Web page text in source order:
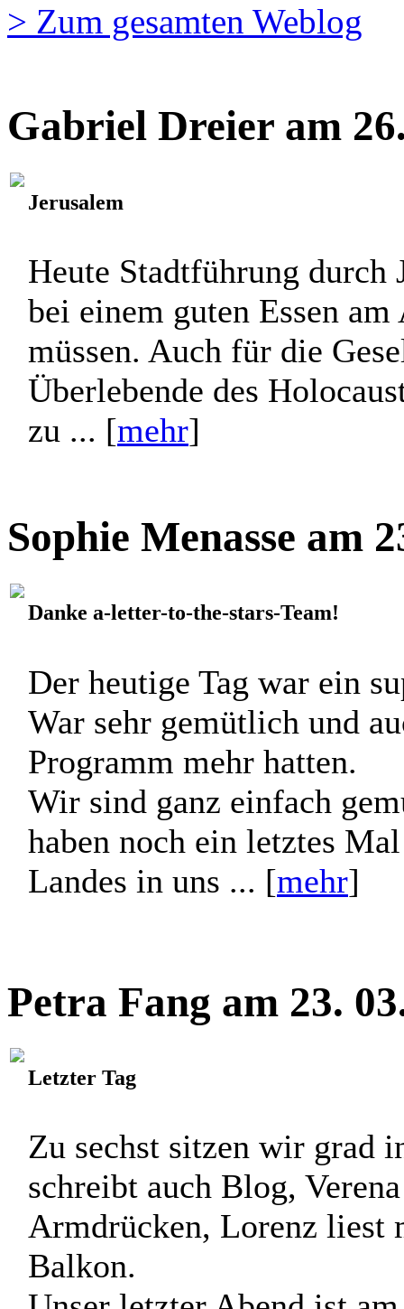
> Zum gesamten Weblog
Gabriel Dreier am
Jerusalem
Heute Stadtführung durch
bei einem guten Essen
müssen. Auch für die
Überlebende des
zu ... [mehr]
Sophie Menasse am
Danke a-letter-to-the-stars-Team!
Der heutige Tag war ein
War sehr gemütlich und
Programm mehr hatten.
Wir sind ganz einfach
haben noch ein letztes
Landes in uns ... [mehr]
Petra Fang am 23.
Letzter Tag
Zu sechst sitzen wir grad
schreibt auch Blog,
Armdrücken, Lorenz liest
Balkon.